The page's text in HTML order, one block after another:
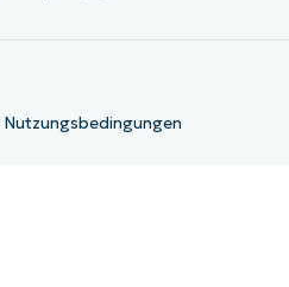
Nutzungsbedingungen